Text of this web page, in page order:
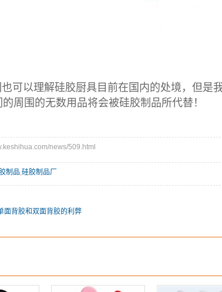
可以理解硅胶厨具目前在国内的处境，但是
周围的无数用品将会被硅胶制品所代替！
news/509.html
制品,硅胶制品厂
面背胶和双面背胶的利弊